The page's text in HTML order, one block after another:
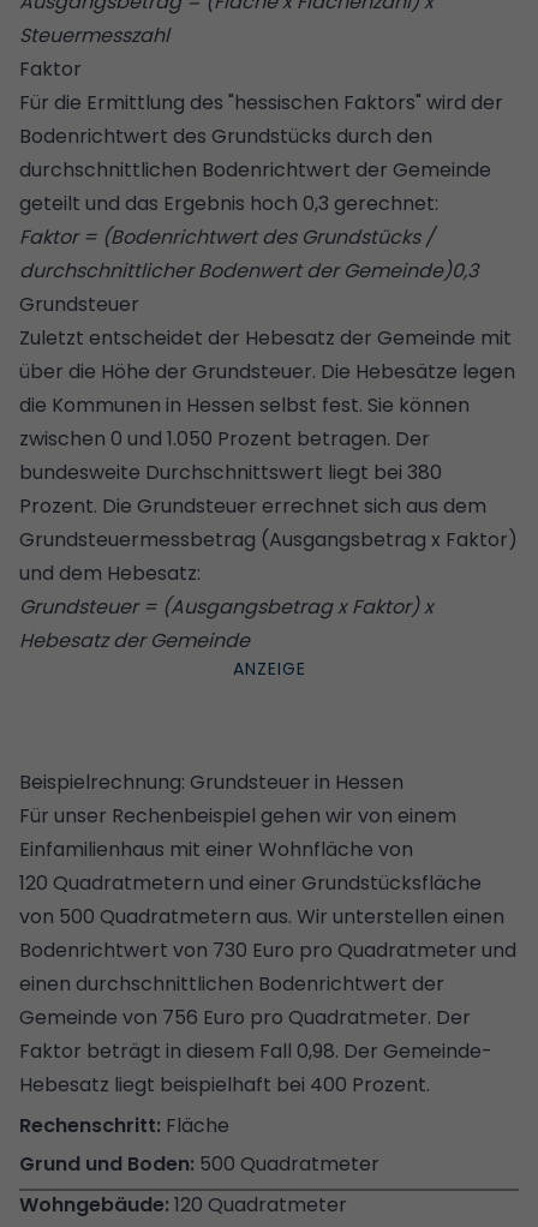
Steuermesszahl
Faktor
Für die Ermittlung des "hessischen Faktors" wird der
Bodenrichtwert des Grundstücks durch den
durchschnittlichen Bodenrichtwert der Gemeinde
geteilt und das Ergebnis hoch 0,3 gerechnet:
Faktor = (Bodenrichtwert des Grundstücks /
durchschnittlicher Bodenwert der Gemeinde)0,3
Grundsteuer
Zuletzt entscheidet der Hebesatz der Gemeinde mit
über die Höhe der Grundsteuer. Die Hebesätze legen
die Kommunen in Hessen selbst fest. Sie können
zwischen 0 und 1.050 Prozent betragen. Der
bundesweite Durchschnittswert liegt bei 380
Prozent. Die Grundsteuer errechnet sich aus dem
Grundsteuermessbetrag (Ausgangsbetrag x Faktor)
und dem Hebesatz:
Grundsteuer = (Ausgangsbetrag x Faktor) x
Hebesatz der Gemeinde
Beispielrechnung: Grundsteuer in Hessen
Für unser Rechenbeispiel gehen wir von einem
Einfamilienhaus mit einer Wohnfläche von
120 Quadratmetern und einer Grundstücksfläche
von 500 Quadratmetern aus. Wir unterstellen einen
Bodenrichtwert von 730 Euro pro Quadratmeter und
einen durchschnittlichen Bodenrichtwert der
Gemeinde von 756 Euro pro Quadratmeter. Der
Faktor beträgt in diesem Fall 0,98. Der Gemeinde-
Hebesatz liegt beispielhaft bei 400 Prozent.
Fläche
500 Quadratmeter
120 Quadratmeter